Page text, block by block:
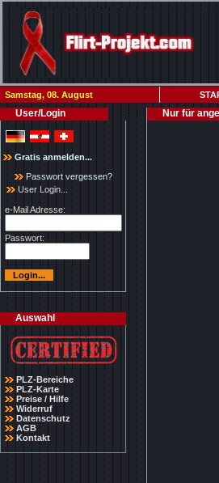
Samstag, 08. August
User/Login
Gratis anmelden...
Passwort vergessen?
User Login...
e-Mail Adresse:
Passwort:
Auswahl
PLZ-Bereiche
PLZ-Karte
Preise / Hilfe
Widerruf
Datenschutz
AGB
Kontakt
Nur für